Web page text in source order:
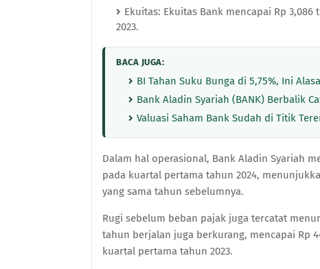
Ekuitas: Ekuitas Bank mencapai Rp
2023.
BACA JUGA:
BI Tahan Suku Bunga di 5,75%, Ini
Bank Aladin Syariah (BANK) Berbalik
Valuasi Saham Bank Sudah di Titik
Dalam hal operasional, Bank Aladin Syariah
pada kuartal pertama tahun 2024,
yang sama tahun sebelumnya.
Rugi sebelum beban pajak juga tercatat
tahun berjalan juga berkurang, mencapai Rp
kuartal pertama tahun 2023.